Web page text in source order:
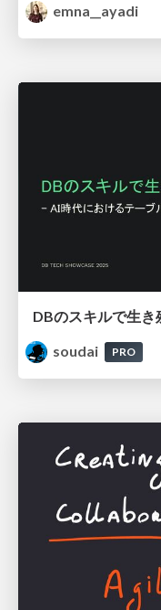
emna__ayadi
soudai
PRO